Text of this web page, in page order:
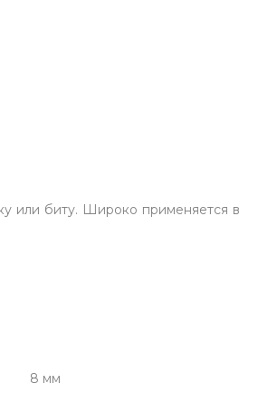
или биту. Широко применяется в
8 мм